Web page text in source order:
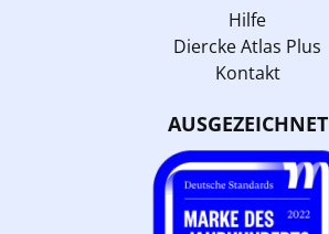
Hilfe
Diercke Atlas Plus
Kontakt
AUSGEZEICHNET